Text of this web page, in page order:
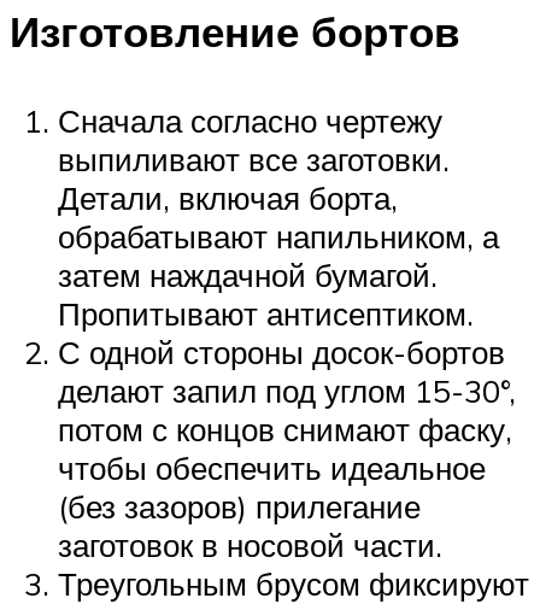
Изготовление бортов
Сначала согласно чертежу
выпиливают все заготовки.
Детали, включая борта,
обрабатывают напильником, а
затем наждачной бумагой.
Пропитывают антисептиком.
С одной стороны досок-бортов
делают запил под углом 15-30°,
потом с концов снимают фаску,
чтобы обеспечить идеальное
(без зазоров) прилегание
заготовок в носовой части.
Треугольным брусом фиксируют